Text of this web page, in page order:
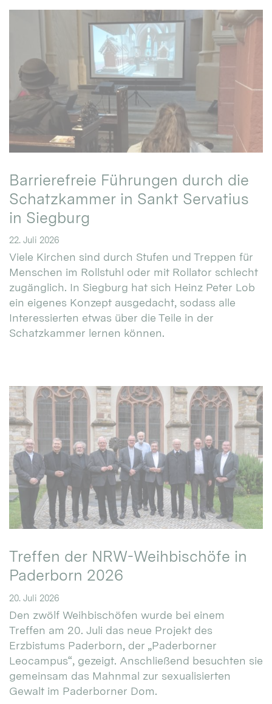
Barrierefreie Führungen durch die
Schatzkammer in Sankt Servatius
in Siegburg
22. Juli 2026
Viele Kirchen sind durch Stufen und Treppen für
Menschen im Rollstuhl oder mit Rollator schlecht
zugänglich. In Siegburg hat sich Heinz Peter Lob
ein eigenes Konzept ausgedacht, sodass alle
Interessierten etwas über die Teile in der
Schatzkammer lernen können.
Treffen der NRW-Weihbischöfe in
Paderborn 2026
20. Juli 2026
Den zwölf Weihbischöfen wurde bei einem
Treffen am 20. Juli das neue Projekt des
Erzbistums Paderborn, der „Paderborner
Leocampus“, gezeigt. Anschließend besuchten sie
gemeinsam das Mahnmal zur sexualisierten
Gewalt im Paderborner Dom.